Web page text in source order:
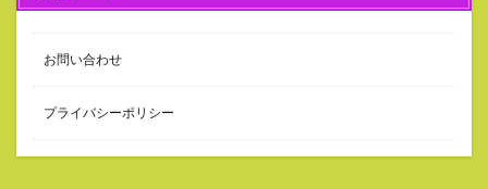
お問い合わせ
プライバシーポリシー